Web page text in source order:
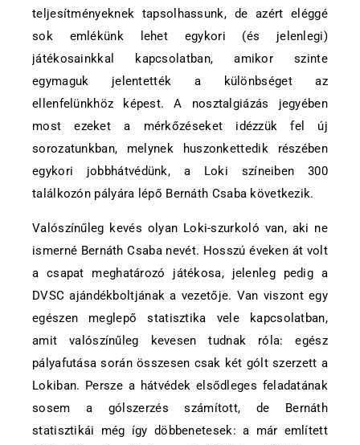
teljesítményeknek tapsolhassunk, de azért eléggé
sok emlékünk lehet egykori (és jelenlegi)
játékosainkkal kapcsolatban, amikor szinte
egymaguk jelentették a különbséget az
ellenfelünkhöz képest. A nosztalgiázás jegyében
most ezeket a mérkőzéseket idézzük fel új
sorozatunkban, melynek huszonkettedik részében
egykori jobbhátvédünk, a Loki színeiben 300
találkozón pályára lépő Bernáth Csaba következik.
Valószínűleg kevés olyan Loki-szurkoló van, aki ne
ismerné Bernáth Csaba nevét. Hosszú éveken át volt
a csapat meghatározó játékosa, jelenleg pedig a
DVSC ajándékboltjának a vezetője. Van viszont egy
egészen meglepő statisztika vele kapcsolatban,
amit valószínűleg kevesen tudnak róla: egész
pályafutása során összesen csak két gólt szerzett a
Lokiban. Persze a hátvédek elsődleges feladatának
sosem a gólszerzés számított, de Bernáth
statisztikái még így döbbenetesek: a már említett